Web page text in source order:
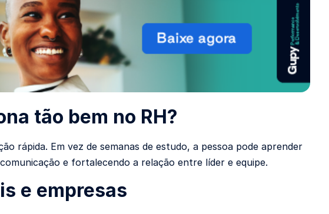
tão bem no RH?
rápida. Em vez de semanas de estudo, a pessoa pode aprender
e fortalecendo a relação entre líder e equipe.
e empresas